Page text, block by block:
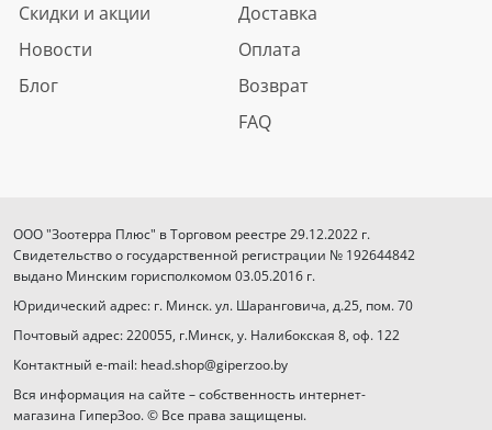
Скидки и акции
Новости
Блог
Доставка
Оплата
Возврат
FAQ
ООО "Зоотерра Плюс" в Торговом реестре 29.12.2022 г.
Свидетельство о государственной регистрации № 192644842
выдано Минским горисполкомом 03.05.2016 г.
Юридический адрес: г. Минск. ул. Шаранговича, д.25, пом. 70
Почтовый адрес: 220055, г.Минск, у. Налибокская 8, оф. 122
Контактный e-mail: head.shop@giperzoo.by
Вся информация на сайте – собственность интернет-
магазина ГиперЗоо. © Все права защищены.